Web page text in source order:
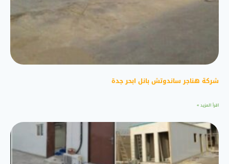
شركة هناجر ساندوتش بانل ابحر جدة
اقرأ المزيد »